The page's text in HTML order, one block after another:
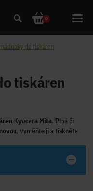
0
nádobky do tiskáren
tiskáren
Kyocera Mita. Plná či
vyměňte ji a tiskněte